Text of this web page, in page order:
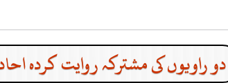
دو راویوں کی مشترکہ روایت کردہ